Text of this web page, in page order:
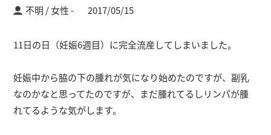
不明 / 女性 2017/05/15
11日の日（妊娠6週目）に完全流産してしまいました。
妊娠中から脇の下の腫れが気になり始めたのですが、副乳
なのかなと思ってたのですが、まだ腫れてるしリンパが腫
れてるような気がします。